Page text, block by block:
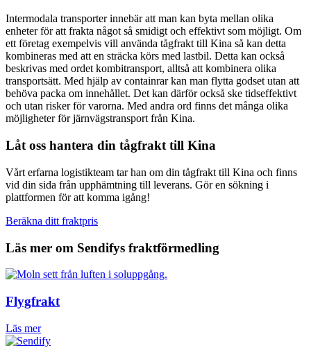
Intermodala transporter innebär att man kan byta mellan olika
enheter för att frakta något så smidigt och effektivt som möjligt. Om
ett företag exempelvis vill använda tågfrakt till Kina så kan detta
kombineras med att en sträcka körs med lastbil. Detta kan också
beskrivas med ordet kombitransport, alltså att kombinera olika
transportsätt. Med hjälp av containrar kan man flytta godset utan att
behöva packa om innehållet. Det kan därför också ske tidseffektivt
och utan risker för varorna. Med andra ord finns det många olika
möjligheter för järnvägstransport från Kina.
Låt oss hantera din tågfrakt till Kina
Vårt erfarna logistikteam tar han om din tågfrakt till Kina och finns
vid din sida från upphämtning till leverans. Gör en sökning i
plattformen för att komma igång!
Beräkna ditt fraktpris
Läs mer om Sendifys fraktförmedling
Flygfrakt
Läs mer